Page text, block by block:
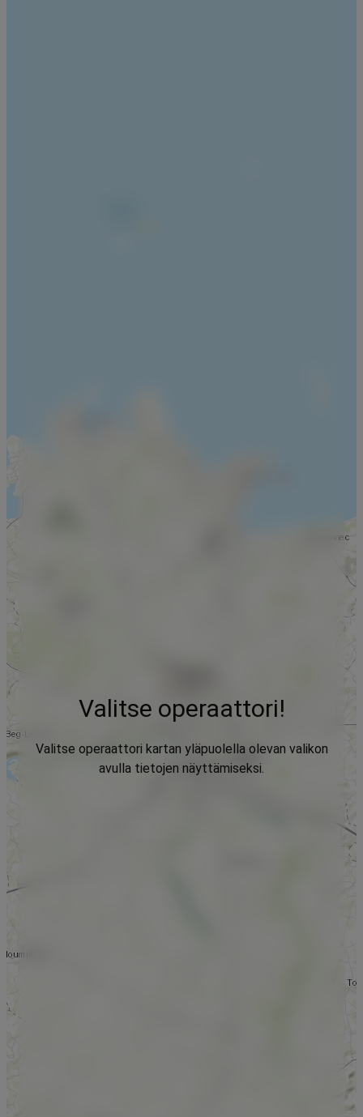
Valitse operaattori!
Valitse operaattori kartan yläpuolella olevan valikon
avulla tietojen näyttämiseksi.